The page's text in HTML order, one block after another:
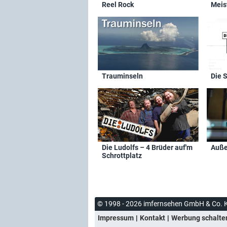
Reel Rock
Trauminseln Die
Die Ludolfs – 4 Brüder auf'm
Schrottplatz
© 1998 - 2026 imfernsehen GmbH & Co.
Impressum
Kontakt Werbung